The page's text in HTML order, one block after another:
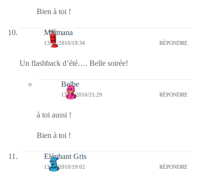
Bien à toi !
Miamana
13/11/2010/19:34 RÉPONDRE
Un flashback d’été…. Belle soirée!
Belbe
13/11/2010/21:29 RÉPONDRE
à toi aussi !
Bien à toi !
Eléphant Gris
13/11/2010/19:02 RÉPONDRE